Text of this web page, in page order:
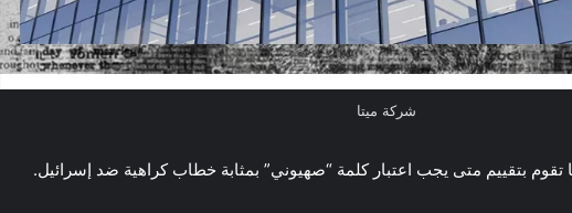
شركة ميتا
تقوم بتقييم متى يجب اعتبار كلمة “صهيوني” بمثابة خطاب كراهية ضد إسرائيل.